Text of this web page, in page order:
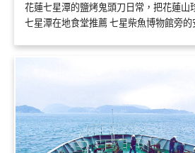
花蓮七星潭的鹽烤鬼頭刀日常，把花蓮山
七星潭在地食堂推薦 七星柴魚博物館旁